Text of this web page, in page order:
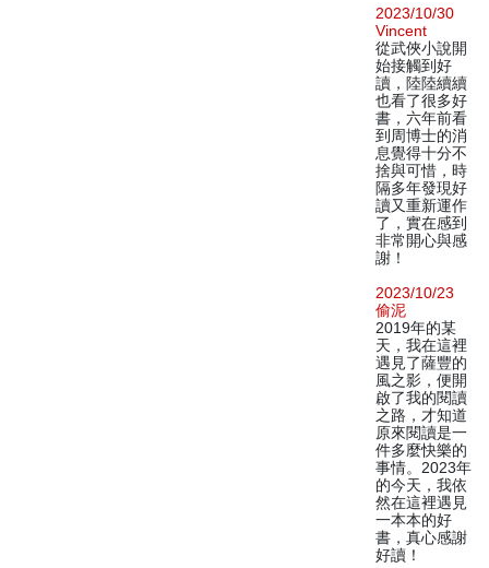
2023/10/30
Vincent
從武俠小說開
始接觸到好
讀，陸陸續續
也看了很多好
書，六年前看
到周博士的消
息覺得十分不
捨與可惜，時
隔多年發現好
讀又重新運作
了，實在感到
非常開心與感
謝！
2023/10/23
偷泥
2019年的某
天，我在這裡
遇見了薩豐的
風之影，便開
啟了我的閱讀
之路，才知道
原來閱讀是一
件多麼快樂的
事情。2023年
的今天，我依
然在這裡遇見
一本本的好
書，真心感謝
好讀！